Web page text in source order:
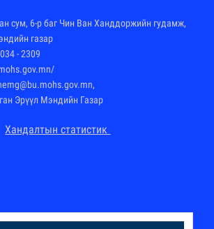
сум, 6-р баг Чин Ван Ханддоржийн гудамж,
газар
- 2309
/
Эрүүл Мэндийн Газар
Хандалтын статистик